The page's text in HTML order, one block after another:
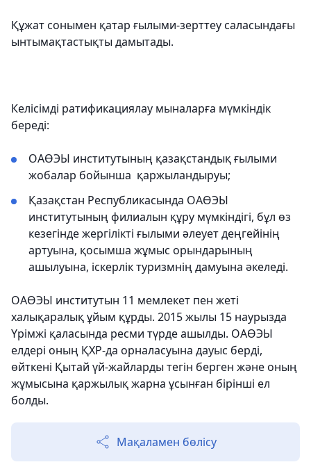
Құжат сонымен қатар ғылыми-зерттеу саласындағы
ынтымақтастықты дамытады.
Келісімді ратификациялау мыналарға мүмкіндік
береді:
ОАӨЭЫ институтының қазақстандық ғылыми
жобалар бойынша қаржыландыруы;
Қазақстан Республикасында ОАӨЭЫ
институтының филиалын құру мүмкіндігі, бұл өз
кезегінде жергілікті ғылыми әлеует деңгейінің
артуына, қосымша жұмыс орындарының
ашылуына, іскерлік туризмнің дамуына әкеледі.
ОАӨЭЫ институтын 11 мемлекет пен жеті
халықаралық ұйым құрды. 2015 жылы 15 наурызда
Үрімжі қаласында ресми түрде ашылды. ОАӨЭЫ
елдері оның ҚХР-да орналасуына дауыс берді,
өйткені Қытай үй-жайларды тегін берген және оның
жұмысына қаржылық жарна ұсынған бірінші ел
болды.
Мақаламен бөлісу